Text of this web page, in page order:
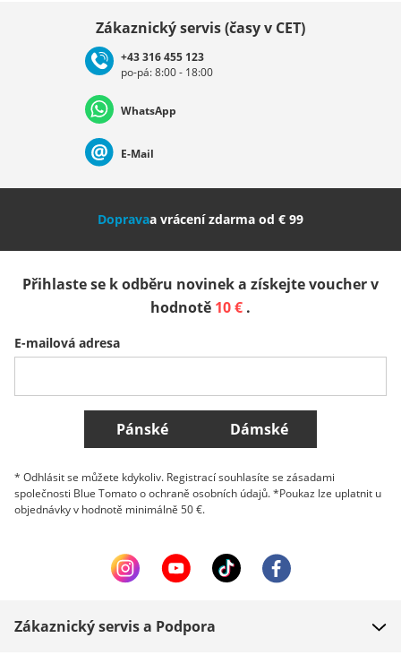
Deutschland Österreich
Nederland Italia (Italiano) Italien (Deutsch)
Slovenija
Belgique (Français) Danmark Norge
Všechny země
Zákaznický servis (časy v CET)
+43 316 455 123
po-pá: 8:00 - 18:00
WhatsApp
E-Mail
Dopravaa vrácení zdarma od € 99
Přihlaste se k odběru novinek a získejte voucher v
hodnotě 10 € .
E-mailová adresa
Pánské Dámské
* Odhlásit se můžete kdykoliv. Registrací souhlasíte se zásadami
společnosti Blue Tomato o ochraně osobních údajů. *Poukaz lze uplatnit u
objednávky v hodnotě minimálně 50 €.
Zákaznický servis a Podpora